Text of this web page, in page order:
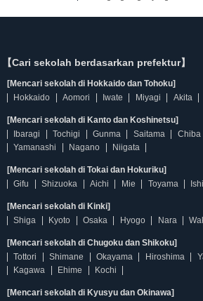
【Cari sekolah berdasarkan prefektur】
[Mencari sekolah di Hokkaido dan Tohoku]
Hokkaido
Aomori Iwate Miyagi Akita
[Mencari sekolah di Kanto dan Koshinetsu]
Ibaragi
Tochigi Gunma Saitama Chiba
Yamanashi
Nagano Niigata
[Mencari sekolah di Tokai dan Hokuriku]
Gifu
Shizuoka Aichi Mie Toyama
[Mencari sekolah di Kinki]
Shiga
Kyoto Osaka Hyogo Nara
[Mencari sekolah di Chugoku dan Shikoku]
Tottori
Shimane Okayama Hiroshima
Kagawa
Ehime Kochi
[Mencari sekolah di Kyusyu dan Okinawa]